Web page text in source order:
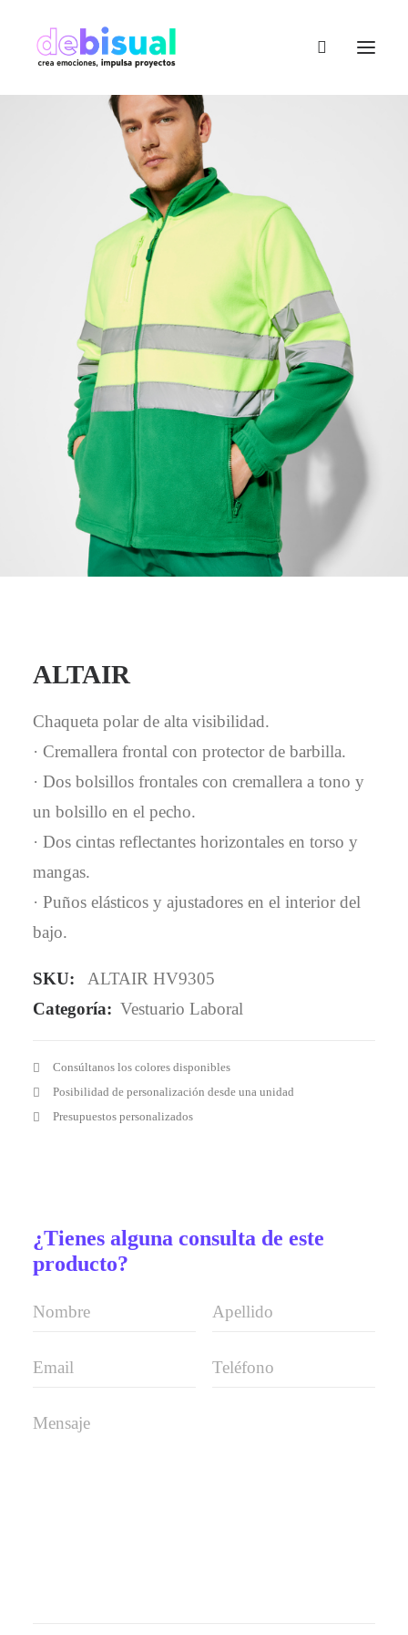
Mail - impulsa@debisual.com
Teléfono - 931 97 40 60
WhatsApp - 634 777 310
ALTAIR
Chaqueta polar de alta visibilidad.
· Cremallera frontal con protector de barbilla.
· Dos bolsillos frontales con cremallera a tono y
un bolsillo en el pecho.
· Dos cintas reflectantes horizontales en torso y
mangas.
· Puños elásticos y ajustadores en el interior del
bajo.
SKU:
ALTAIR HV9305
Categoría: Vestuario Laboral
Consúltanos los colores disponibles
Posibilidad de personalización desde una unidad
Presupuestos personalizados
¿Tienes alguna consulta de este
producto?